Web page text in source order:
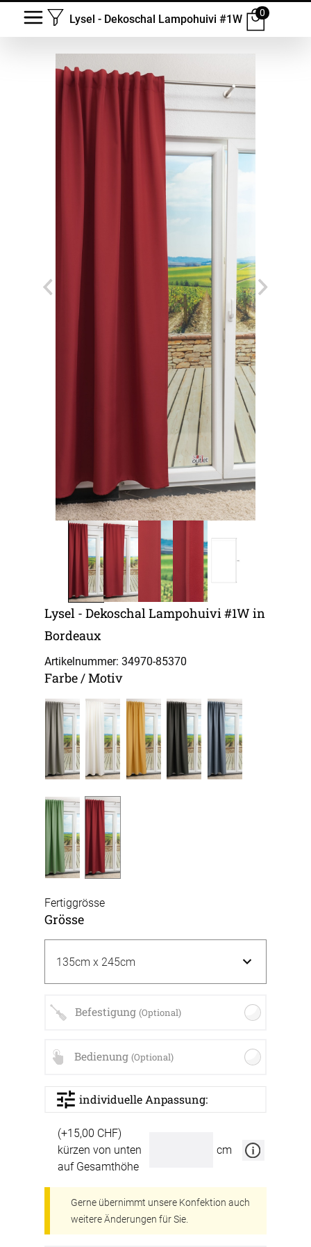
Lysel - Dekoschal Lampohuivi #1W
0
Lysel - Dekoschal Lampohuivi #1W in
Bordeaux
Artikelnummer: 34970-85370
Farbe / Motiv
Fertiggrösse
Grösse
Befestigung (Optional)
Bedienung (Optional)
individuelle Anpassung:
(+15,00 CHF)
kürzen von unten
auf Gesamthöhe
cm
Gerne übernimmt unsere Konfektion auch
weitere Änderungen für Sie.